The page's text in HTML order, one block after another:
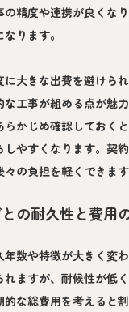
の精度や連携が良くな
ります。
に大きな出費を避けら
な工事が組める点が魅
らかじめ確認しておく
しやすくなります。契
の負担を軽くできます
の耐久性と費用
年数や特徴が大きく変
ますが、耐候性が低
的な総費用を考えると